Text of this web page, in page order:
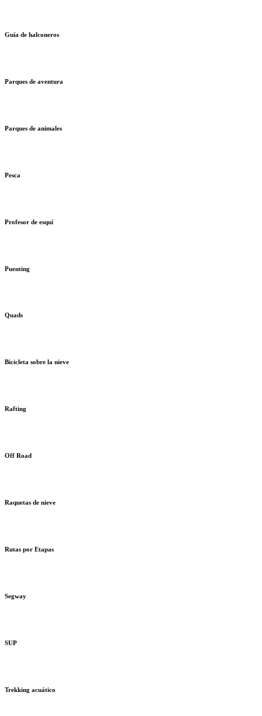
Guía de halconeros
Parques de aventura
Parques de animales
Pesca
Profesor de esquí
Puenting
Quads
Bicicleta sobre la nieve
Rafting
Off Road
Raquetas de nieve
Rutas por Etapas
Segway
SUP
Trekking acuático